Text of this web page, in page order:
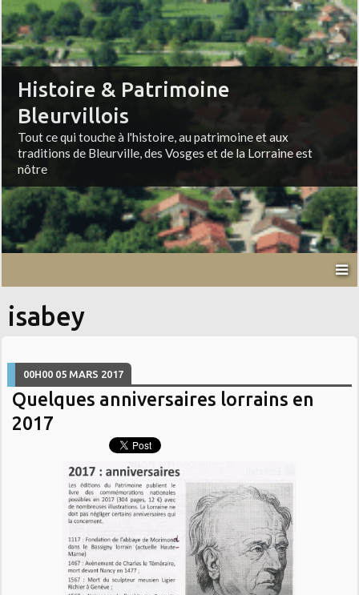
Histoire & Patrimoine
Bleurvillois
Tout ce qui touche à l'histoire, au patrimoine et aux
traditions de Bleurville, des Vosges et de la Lorraine est
nôtre
isabey
00H00 05 MARS 2017
Quelques anniversaires lorrains en
2017